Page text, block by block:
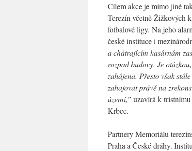
Cílem akce je mimo jiné
Terezín včetně Žižkových
fotbalové ligy. Na jeho
české instituce i
a chátrajícím kasárnám
rozpad budovy. Je
zahájena. Přesto však
zahajovat právě na
území,” uzavírá k
Krbec.
Partnery Memoriálu
Praha a České dráhy.